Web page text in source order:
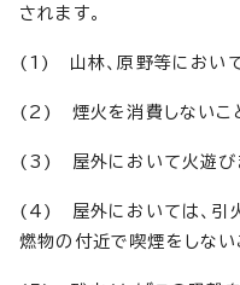
されます。
(1) 山林、原野等において
(2) 煙火を消費しないこと
(3) 屋外において火遊び
(4) 屋外においては、引
燃物の付近で喫煙をしない